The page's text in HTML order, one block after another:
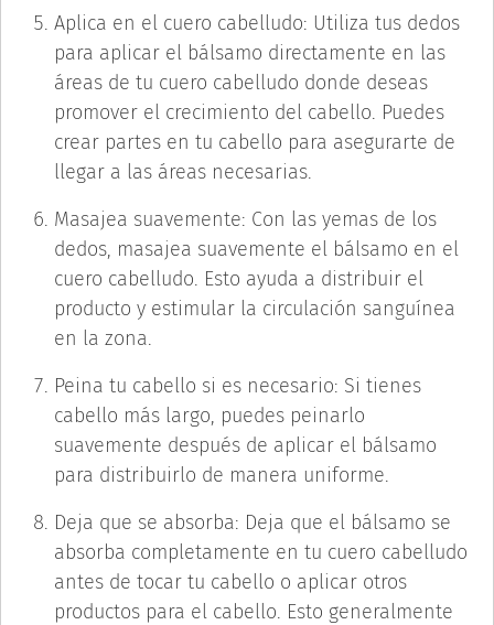
Aplica en el cuero cabelludo: Utiliza tus dedos
para aplicar el bálsamo directamente en las
áreas de tu cuero cabelludo donde deseas
promover el crecimiento del cabello. Puedes
crear partes en tu cabello para asegurarte de
llegar a las áreas necesarias.
Masajea suavemente: Con las yemas de los
dedos, masajea suavemente el bálsamo en el
cuero cabelludo. Esto ayuda a distribuir el
producto y estimular la circulación sanguínea
en la zona.
Peina tu cabello si es necesario: Si tienes
cabello más largo, puedes peinarlo
suavemente después de aplicar el bálsamo
para distribuirlo de manera uniforme.
Deja que se absorba: Deja que el bálsamo se
absorba completamente en tu cuero cabelludo
antes de tocar tu cabello o aplicar otros
productos para el cabello. Esto generalmente